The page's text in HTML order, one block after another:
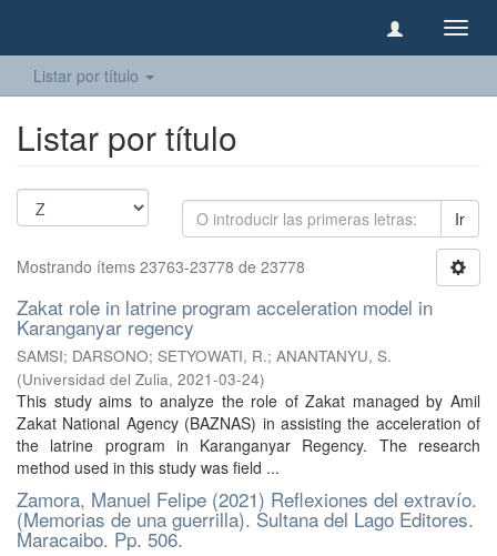
Listar por título
Listar por título
Ir
Mostrando ítems 23763-23778 de 23778
Zakat role in latrine program acceleration model in
Karanganyar regency
SAMSI; DARSONO; SETYOWATI, R.; ANANTANYU, S.
(Universidad del Zulia, 2021-03-24)
This study aims to analyze the role of Zakat managed by Amil
Zakat National Agency (BAZNAS) in assisting the acceleration of
the latrine program in Karanganyar Regency. The research
method used in this study was field ...
Zamora, Manuel Felipe (2021) Reflexiones del extravío.
(Memorias de una guerrilla). Sultana del Lago Editores.
Maracaibo. Pp. 506.